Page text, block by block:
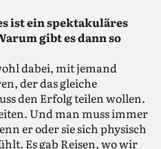
ist ein spektakuläres
gibt es dann so
dabei, mit jemand
der das gleiche
den Erfolg teilen wollen.
Und man muss immer
er oder sie sich physisch
Es gab Reisen, wo wir